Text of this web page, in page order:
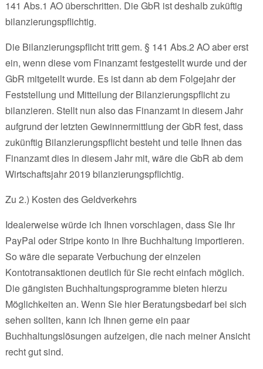
141 Abs.1 AO überschritten. Die GbR ist deshalb zuküftig
bilanzierungspflichtig.
Die Bilanzierungspflicht tritt gem. § 141 Abs.2 AO aber erst
ein, wenn diese vom Finanzamt festgestellt wurde und der
GbR mitgeteilt wurde. Es ist dann ab dem Folgejahr der
Feststellung und Mitteilung der Bilanzierungspflicht zu
bilanzieren. Stellt nun also das Finanzamt in diesem Jahr
aufgrund der letzten Gewinnermittlung der GbR fest, dass
zukünftig Bilanzierungspflicht besteht und teile Ihnen das
Finanzamt dies in diesem Jahr mit, wäre die GbR ab dem
Wirtschaftsjahr 2019 bilanzierungspflichtig.
Zu 2.) Kosten des Geldverkehrs
Idealerweise würde ich Ihnen vorschlagen, dass Sie Ihr
PayPal oder Stripe konto in Ihre Buchhaltung importieren.
So wäre die separate Verbuchung der einzelen
Kontotransaktionen deutlich für Sie recht einfach möglich.
Die gängisten Buchhaltungsprogramme bieten hierzu
Möglichkeiten an. Wenn Sie hier Beratungsbedarf bei sich
sehen sollten, kann ich Ihnen gerne ein paar
Buchhaltungslösungen aufzeigen, die nach meiner Ansicht
recht gut sind.